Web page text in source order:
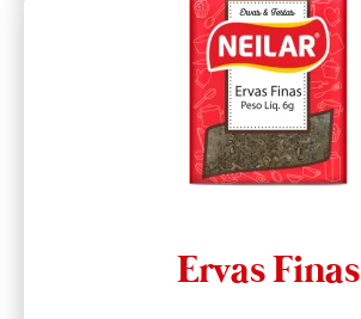
Ervas Finas